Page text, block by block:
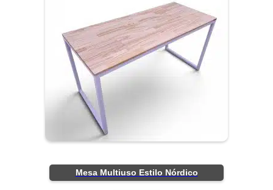
Mesa Multiuso Estilo Nórdico